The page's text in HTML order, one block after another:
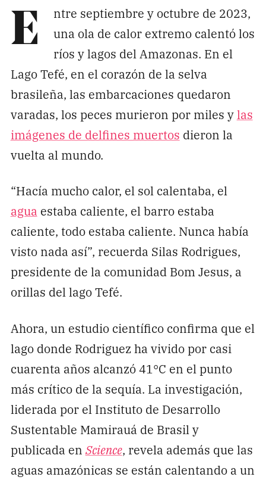
SÍGUENOS
E
ntre septiembre y octubre de 2023,
una ola de calor extremo calentó los
ríos y lagos del Amazonas. En el
Lago Tefé, en el corazón de la selva
brasileña, las embarcaciones quedaron
varadas, los peces murieron por miles ylas
imágenes de delfines muertos dieron la
vuelta al mundo.
“Hacía mucho calor, el sol calentaba, el
agua estaba caliente, el barro estaba
caliente, todo estaba caliente. Nunca había
visto nada así”, recuerda Silas Rodrigues,
presidente de la comunidad Bom Jesus, a
orillas del lago Tefé.
Ahora, un estudio científico confirma que el
lago donde Rodriguez ha vivido por casi
cuarenta años alcanzó 41°C en el punto
más crítico de la sequía. La investigación,
liderada por el Instituto de Desarrollo
Sustentable Mamirauá de Brasil y
publicada en Science, revela además que las
aguas amazónicas se están calentando a un